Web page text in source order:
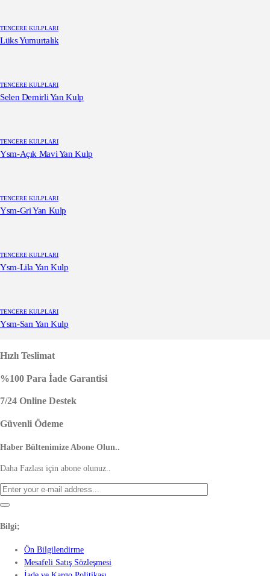
TENCERE KULPLARI
Lüks Yumurtalık
TENCERE KULPLARI
Selen Demirli Yan Kulp
TENCERE KULPLARI
Ysm-Açık Mavi Yan Kulp
TENCERE KULPLARI
Ysm-Gri Yan Kulp
TENCERE KULPLARI
Ysm-Lila Yan Kulp
TENCERE KULPLARI
Ysm-Sarı Yan Kulp
Hızlı Teslimat
%100 Para İade Garantisi
7/24 Online Destek
Güvenli Ödeme
Haber Bültenimize Abone Olun..
Daha Fazlası için abone olunuz..
Bilgi;
Ön Bilgilendirme
Mesafeli Satış Sözleşmesi